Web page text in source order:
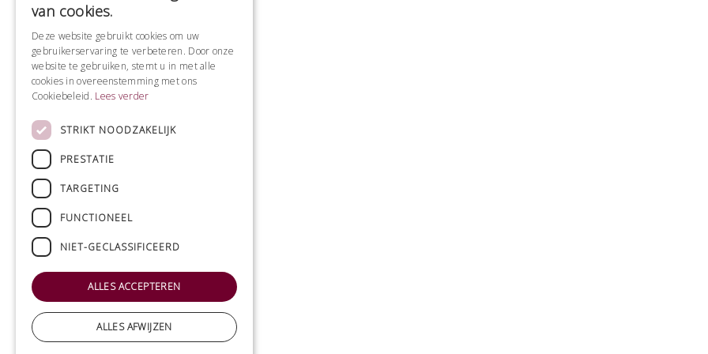
van cookies.
Deze website gebruikt cookies om uw
gebruikerservaring te verbeteren. Door onze
website te gebruiken, stemt u in met alle
cookies in overeenstemming met ons
Cookiebeleid. Lees verder
STRIKT NOODZAKELIJK
PRESTATIE
TARGETING
FUNCTIONEEL
NIET-GECLASSIFICEERD
ALLES ACCEPTEREN
ALLES AFWIJZEN